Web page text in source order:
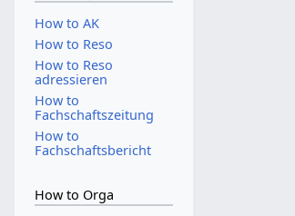
How to AK
How to Reso
How to Reso
adressieren
How to
Fachschaftszeitung
How to
Fachschaftsbericht
How to Orga